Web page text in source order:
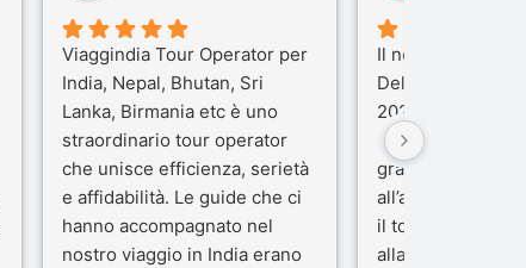
Viaggindia Tour Operator per
India, Nepal, Bhutan, Sri
Lanka, Birmania etc è uno
straordinario tour operator
che unisce efficienza, serietà
e affidabilità. Le guide che ci
hanno accompagnato nel
nostro viaggio in India erano
Il nostro viaggio
Delhi e Varanasi
2025), è stata
che porteremo
gran parte del
all’agenzia che
il tour con cura e
alla nostra guida